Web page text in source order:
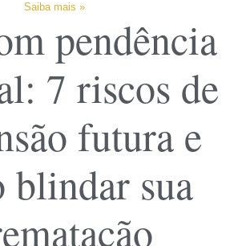
Saiba mais »
pendência
7 riscos de
futura e
blindar sua